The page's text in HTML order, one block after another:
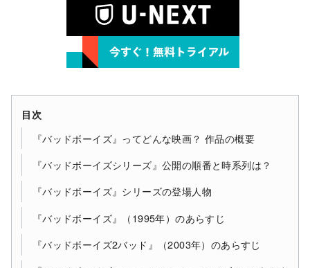
目次
『バッドボーイズ』ってどんな映画？ 作品の概要
『バッドボーイズシリーズ』公開の順番と時系列は？
『バッドボーイズ』シリーズの登場人物
『バッドボーイズ』（1995年）のあらすじ
『バッドボーイズ2バッド』（2003年）のあらすじ